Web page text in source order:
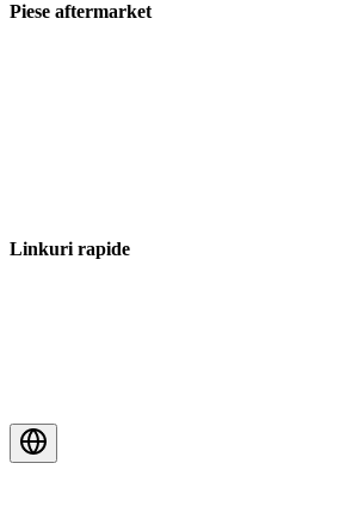
Piese aftermarket
Linkuri rapide